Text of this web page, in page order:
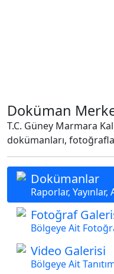
Doküman
T.C. Güney Marmara
dokümanları,
Dokümanlar
Raporlar,
Fotoğraf
Bölgeye Ait
Video Galerisi
Bölgeye Ait